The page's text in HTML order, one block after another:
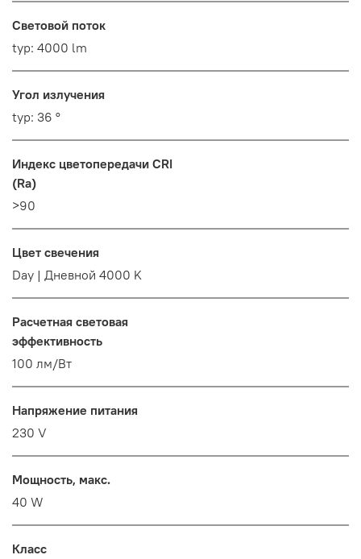
Световой поток
typ: 4000 lm
Угол излучения
typ: 36 °
Индекс цветопередачи CRI
(Ra)
>90
Цвет свечения
Day | Дневной 4000 K
Расчетная световая
эффективность
100 лм/Вт
Напряжение питания
230 V
Мощность, макс.
40 W
Класс